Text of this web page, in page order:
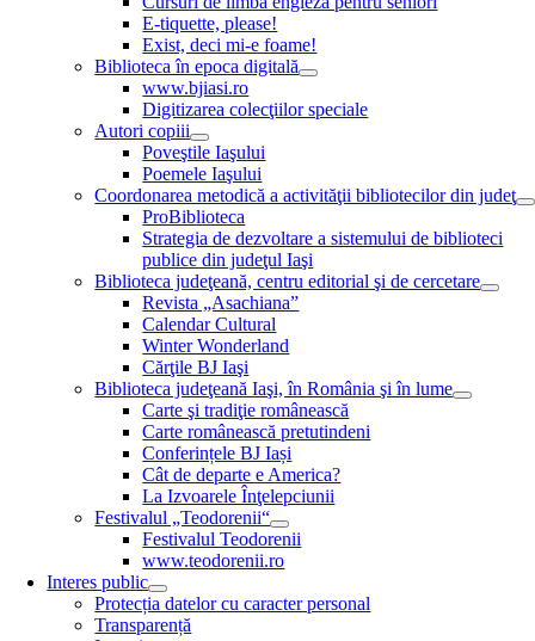
E-tiquette, please!
Exist, deci mi-e foame!
Biblioteca în epoca digitală
www.bjiasi.ro
Digitizarea colecţiilor speciale
Autori copiii
Poveştile Iaşului
Poemele Iaşului
Coordonarea metodică a activităţii bibliotecilor din judeţ
ProBiblioteca
Strategia de dezvoltare a sistemului de biblioteci
publice din judeţul Iaşi
Biblioteca judeţeană, centru editorial şi de cercetare
Revista „Asachiana”
Calendar Cultural
Winter Wonderland
Cărţile BJ Iaşi
Biblioteca judeţeană Iaşi, în România şi în lume
Carte şi tradiţie românească
Carte românească pretutindeni
Conferințele BJ Iași
Cât de departe e America?
La Izvoarele Înţelepciunii
Festivalul „Teodorenii“
Festivalul Teodorenii
www.teodorenii.ro
Interes public
Protecția datelor cu caracter personal
Transparență